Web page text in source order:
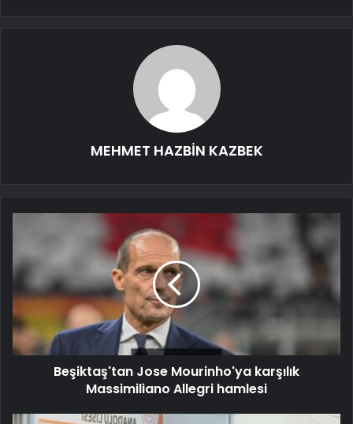
MEHMET HAZBİN KAZBEK
Beşiktaş'tan Jose Mourinho'ya karşılık
Massimiliano Allegri hamlesi